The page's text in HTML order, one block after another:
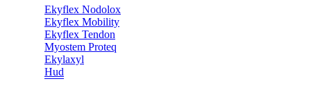
Ekyflex Nodolox
Ekyflex Mobility
Ekyflex Tendon
Myostem Proteq
Ekylaxyl
Hud